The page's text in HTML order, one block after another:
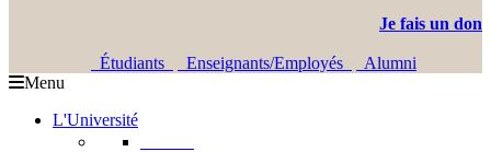
Je fais un don
Étudiants Enseignants/Employés
Alumni
Menu
L'Université